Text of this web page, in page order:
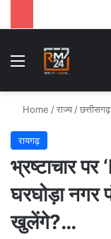
Menu
Home /राज्य /छत्तीसगढ़
रायगढ़
भ्रष्टाचार
घरघोड़ा नगर
खुलेंगे?…